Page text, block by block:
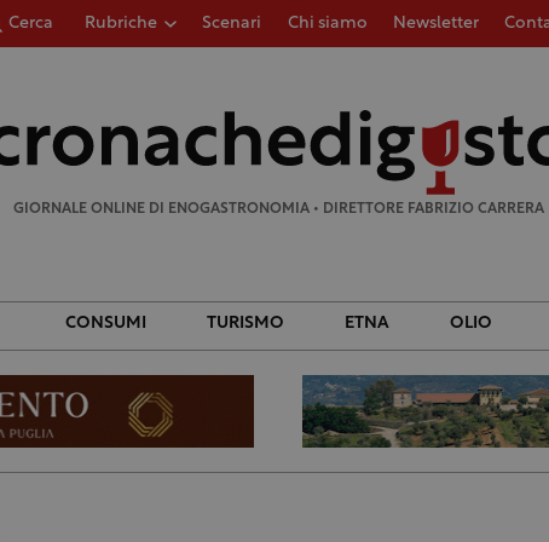
Cerca Rubriche Scenari Chi siamo Newsletter
GIORNALE ONLINE DI ENOGASTRONOMIA • DIRETTORE FABRIZIO CARRERA
CONSUMI TURISMO ETNA OLIO